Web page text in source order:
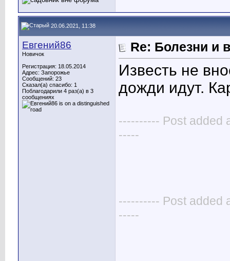
20.06.2021, 11:38
Евгений86
Новичок
Регистрация: 18.05.2014
Адрес: Запорожье
Сообщений: 23
Сказал(а) спасибо: 1
Поблагодарили 4 раз(а) в 3
сообщениях
Re: Болезни и
Известь не
дожди идут.
---------- Post added
-----
---------- Post added
-----